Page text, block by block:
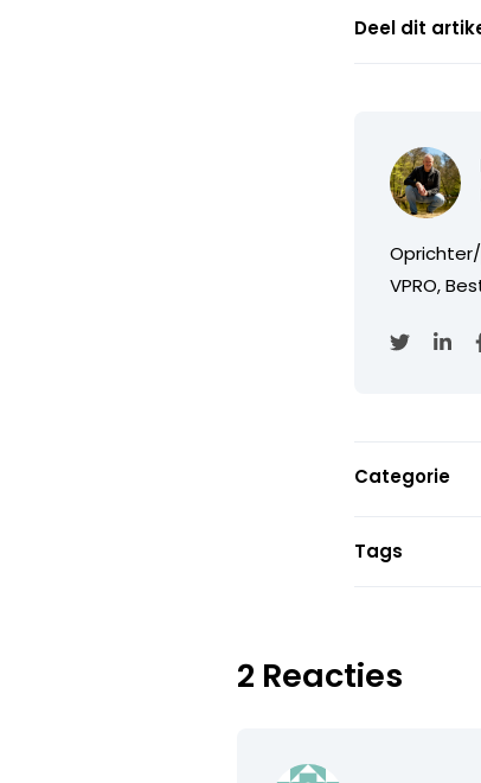
Deel dit
VPRO,
Categorie
Tags
2 Reacties